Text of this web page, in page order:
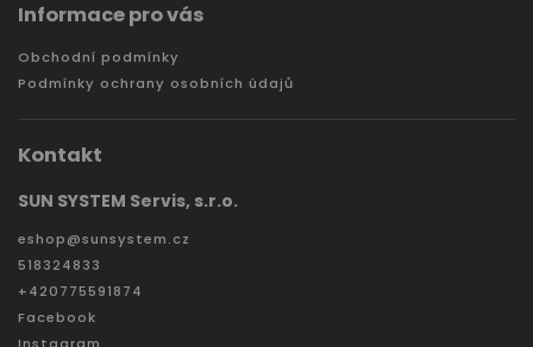
Informace pro vás
Obchodní podmínky
Podmínky ochrany osobních údajů
Kontakt
SUN SYSTEM Servis, s.r.o.
eshop@sunsystem.cz
518324833
+420775591874
Facebook